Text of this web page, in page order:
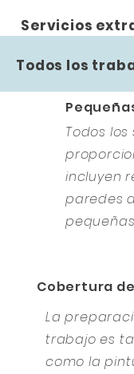
Servicios
Todos los
Todos los
incluyen
paredes
Cobertura
La
trabajo es
como la